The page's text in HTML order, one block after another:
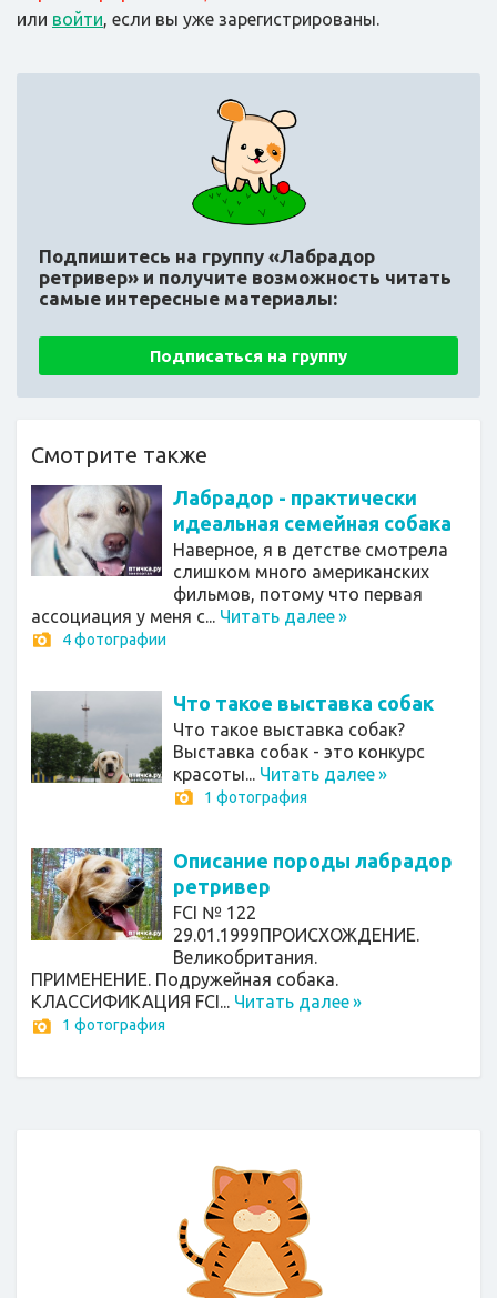
или войти , если вы уже зарегистрированы.
Подпишитесь на группу «Лабрадор
ретривер» и получите возможность читать
самые интересные материалы:
Подписаться на группу
Смотрите также
Лабрадор - практически
идеальная семейная собака
Наверное, я в детстве смотрела
слишком много американских
фильмов, потому что первая
ассоциация у меня с... Читать далее»
4 фотографии
Что такое выставка собак
Что такое выставка собак?
Выставка собак - это конкурс
красоты... Читать далее»
1 фотография
Описание породы лабрадор
ретривер
FCI № 122
29.01.1999ПРОИСХОЖДЕНИЕ.
Великобритания.
ПРИМЕНЕНИЕ. Подружейная собака.
КЛАССИФИКАЦИЯ FCI... Читать далее»
1 фотография